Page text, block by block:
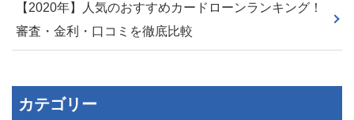
【2020年】人気のおすすめカードローンランキング！
審査・金利・口コミを徹底比較
カテゴリー